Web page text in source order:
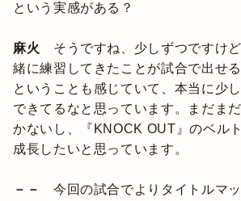
という実感がある？
麻火 そうですね、少しずつですけ
緒に練習してきたことが試合で出せ
ということも感じていて、本当に少
できてるなと思っています。まだま
かないし、『KNOCK OUT』のベル
成長したいと思っています。
－－ 今回の試合でよりタイトルマ